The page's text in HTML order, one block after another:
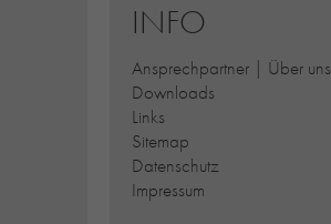
INFO
Ansprechpartner | Über uns
Downloads
Links
Sitemap
Datenschutz
Impressum